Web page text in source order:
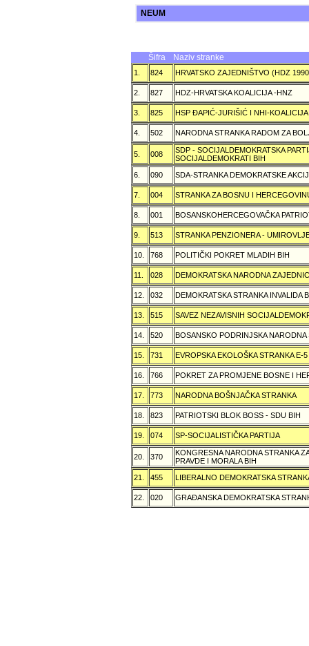
NEUM
Šifra Naziv stranke
1. 824 HRVATSKO ZAJEDNIŠTVO (HDZ
2. 827 HDZ-HRVATSKA KOALICIJA -HNZ
3. 825 HSP ÐAPIĆ-JURIŠIĆ I NHI-
4. 502 NARODNA STRANKA RADOM ZA
5. 008
SDP - SOCIJALDEMOKRATSKA
SOCIJALDEMOKRATI BIH
6.
090 SDA-STRANKA DEMOKRATSKE
7. 004 STRANKA ZA BOSNU I
8. 001 BOSANSKOHERCEGOVAČKA
9. 513 STRANKA PENZIONERA -
10. 768 POLITIČKI POKRET MLADIH BIH
11. 028 DEMOKRATSKA NARODNA
12. 032 DEMOKRATSKA STRANKA INVALIDA
13. 515 SAVEZ NEZAVISNIH
14. 520 BOSANSKO PODRINJSKA NARODNA
15. 731 EVROPSKA EKOLOŠKA STRANKA E-5
16. 766 POKRET ZA PROMJENE BOSNE I
17. 773 NARODNA BOŠNJAČKA STRANKA
18. 823 PATRIOTSKI BLOK BOSS - SDU BIH
19. 074 SP-SOCIJALISTIČKA PARTIJA
20. 370
KONGRESNA NARODNA STRANKA
PRAVDE I MORALA BIH
21.
455 LIBERALNO DEMOKRATSKA
22. 020 GRAÐANSKA DEMOKRATSKA